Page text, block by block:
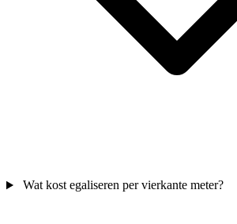
Wat kost egaliseren per vierkante meter?